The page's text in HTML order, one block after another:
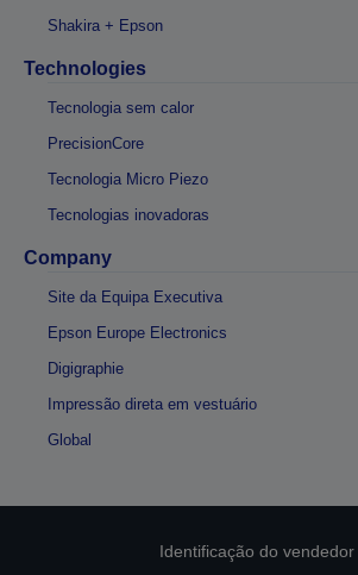
Shakira + Epson
Technologies
Tecnologia sem calor
PrecisionCore
Tecnologia Micro Piezo
Tecnologias inovadoras
Company
Site da Equipa Executiva
Epson Europe Electronics
Digigraphie
Impressão direta em vestuário
Global
Identificação do vendedor